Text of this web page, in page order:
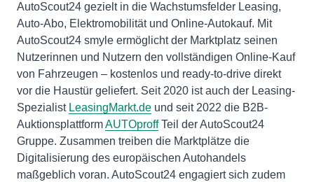
AutoScout24 gezielt in die Wachstumsfelder Leasing,
Auto-Abo, Elektromobilität und Online-Autokauf. Mit
AutoScout24 smyle ermöglicht der Marktplatz seinen
Nutzerinnen und Nutzern den vollständigen Online-Kauf
von Fahrzeugen – kostenlos und ready-to-drive direkt
vor die Haustür geliefert. Seit 2020 ist auch der Leasing-
Spezialist LeasingMarkt.de und seit 2022 die B2B-
AuktionsplattformAUTOproffTeil der AutoScout24
Gruppe. Zusammen treiben die Marktplätze die
Digitalisierung des europäischen Autohandels
maßgeblich voran. AutoScout24 engagiert sich zudem